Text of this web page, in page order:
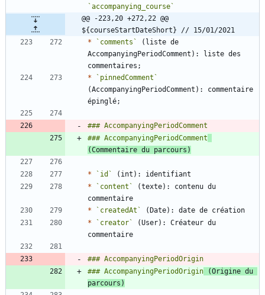
`accompanying_course`
@@ -223,20 +272,22 @@
${courseStartDateShort} // 15/01/2021
*
`comments`
(liste de
AccompanyingPeriodComment): liste des
*
`pinnedComment`
(AccompanyingPeriodComment): commentaire
### AccompanyingPeriodComment
(Commentaire du parcours)
* `id`
*
`content`
(texte): contenu du
*
`createdAt`
*
`creator`
(User): Créateur du
### AccompanyingPeriodOrigin (Origine du
parcours)